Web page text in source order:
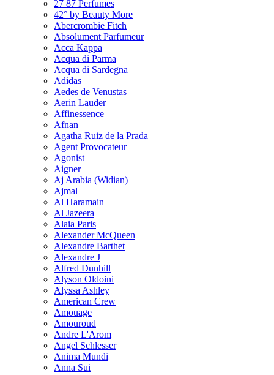
27 87 Perfumes
42° by Beauty More
Abercrombie Fitch
Absolument Parfumeur
Acca Kappa
Acqua di Parma
Acqua di Sardegna
Adidas
Aedes de Venustas
Aerin Lauder
Affinessence
Afnan
Agatha Ruiz de la Prada
Agent Provocateur
Agonist
Aigner
Aj Arabia (Widian)
Ajmal
Al Haramain
Al Jazeera
Alaia Paris
Alexander McQueen
Alexandre Barthet
Alexandre J
Alfred Dunhill
Alyson Oldoini
Alyssa Ashley
American Crew
Amouage
Amouroud
Andre L'Arom
Angel Schlesser
Anima Mundi
Anna Sui